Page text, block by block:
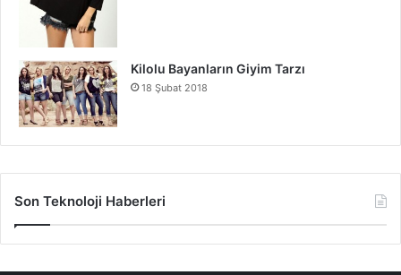
Kilolu Bayanların Giyim Tarzı
18 Şubat 2018
Son Teknoloji Haberleri